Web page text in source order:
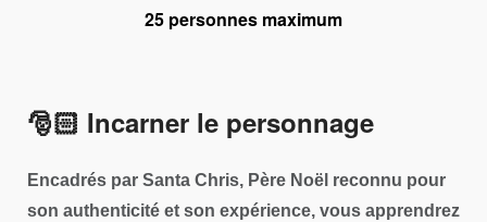
25 personnes maximum
​🎅🏻​ Incarner le personnage
Encadrés par Santa Chris, Père Noël reconnu pour
son authenticité et son expérience, vous apprendrez